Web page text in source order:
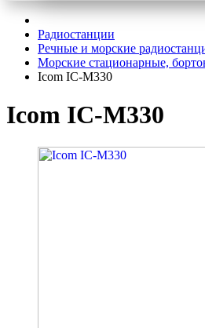
Радиостанции
Речные и морские
Морские стационарные,
Icom IC-M330
Icom IC-M330